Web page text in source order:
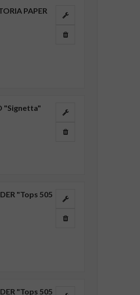
PAPER
"Signetta"
"Tops 505
"Tops 505